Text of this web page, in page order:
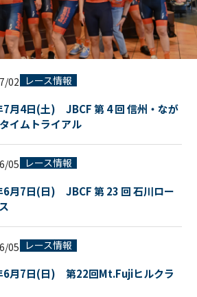
02 レース情報
7月4日(土) JBCF 第 4 回 信州・なが
イムトライアル
05 レース情報
6月7日(日) JBCF 第 23 回 石川ロー
05 レース情報
6月7日(日) 第22回Mt.Fujiヒルクラ